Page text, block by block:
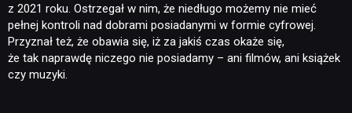
z 2021 roku. Ostrzegał w nim, że niedługo możemy nie mieć
pełnej kontroli nad dobrami posiadanymi w formie cyfrowej.
Przyznał też, że obawia się, iż za jakiś czas okaże się,
że tak naprawdę niczego nie posiadamy – ani filmów, ani książek
czy muzyki.